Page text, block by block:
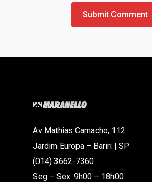
Av Mathias Camacho, 112
Jardim Europa – Bariri | SP
(014) 3662-7360
Seg – Sex: 9h00 – 18h00